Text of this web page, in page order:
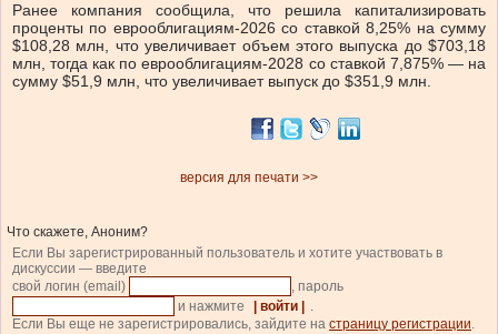
Ранее компания сообщила, что решила капитализировать
проценты по еврооблигациям-2026 со ставкой 8,25% на сумму
$108,28 млн, что увеличивает объем этого выпуска до $703,18
млн, тогда как по еврооблигациям-2028 со ставкой 7,875% — на
сумму $51,9 млн, что увеличивает выпуск до $351,9 млн.
версия для печати >>
Что скажете, Аноним?
Если Вы зарегистрированный пользователь и хотите участвовать в
дискуссии — введите
свой логин (email)
, пароль
и нажмите
| войти |
.
Если Вы еще не зарегистрировались, зайдите на страницу регистрации.